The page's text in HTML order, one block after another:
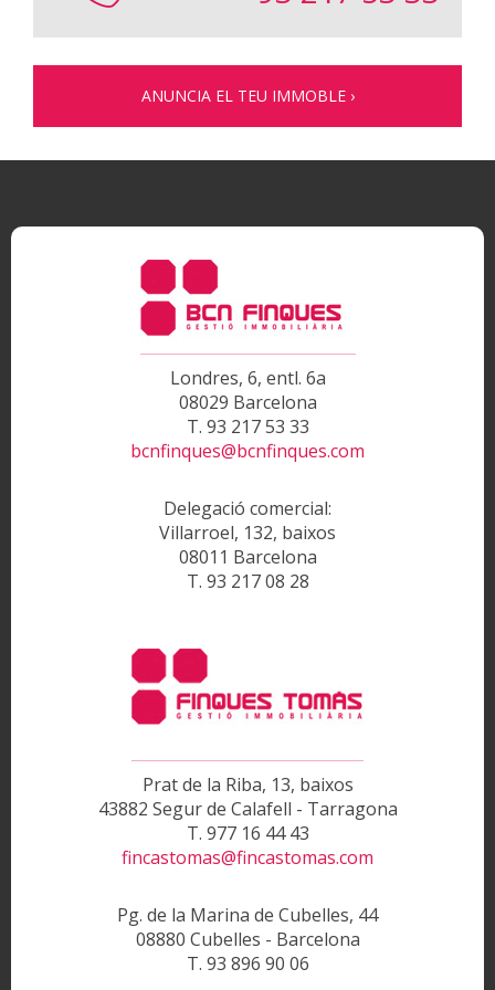
Can Mantega, y cercano a
Estació de Sants. De esta
manera, dispone de una amplia
zona.~~Este arrendamiento está
ANUNCIA EL TEU IMMOBLE ›
Londres, 6, entl. 6a
08029 Barcelona
T. 93 217 53 33
bcnfinques@bcnfinques.com
Delegació comercial:
Villarroel, 132, baixos
08011 Barcelona
T. 93 217 08 28
Prat de la Riba, 13, baixos
43882 Segur de Calafell - Tarragona
T. 977 16 44 43
fincastomas@fincastomas.com
Pg. de la Marina de Cubelles, 44
08880 Cubelles - Barcelona
T. 93 896 90 06